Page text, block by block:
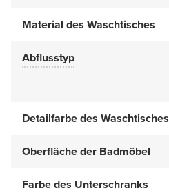
Material des Waschtisches
Abflusstyp
Detailfarbe des Waschtisches
Oberfläche der Badmöbel
Farbe des Unterschranks